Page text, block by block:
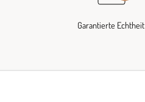
Garantierte Echtheit